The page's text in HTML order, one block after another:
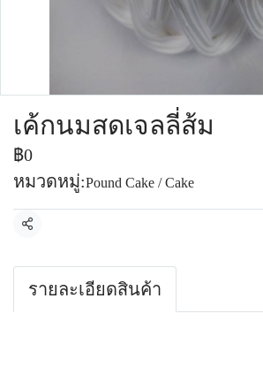
เค้กนมสดเจลลี่ส้ม
฿0
หมวดหมู่:Pound Cake / Cake
แชร์
รายละเอียดสินค้า